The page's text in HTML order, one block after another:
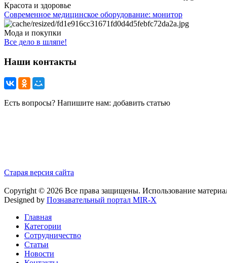
Красота и здоровье
Современное медицинское оборудование: монитор
Мода и покупки
Все дело в шляпе!
Наши контакты
Есть вопросы? Напишите нам: добавить статью
Старая версия сайта
Copyright © 2026 Все права защищены. Использование
Designed by Познавательный портал MIR-X
Главная
Категории
Сотрудничество
Статьи
Новости